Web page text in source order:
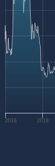
2016 2018